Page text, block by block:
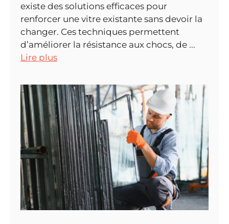
existe des solutions efficaces pour
renforcer une vitre existante sans devoir la
changer. Ces techniques permettent
d’améliorer la résistance aux chocs, de ...
Lire plus